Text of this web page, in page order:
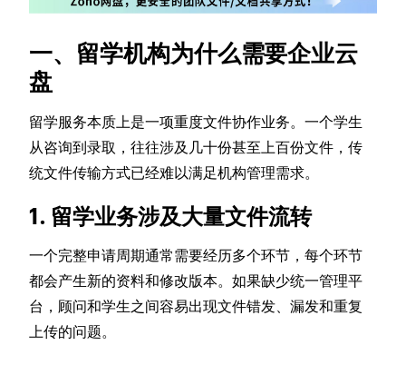
一、留学机构为什么需要企业云
盘
留学服务本质上是一项重度文件协作业务。一个学生
从咨询到录取，往往涉及几十份甚至上百份文件，传
统文件传输方式已经难以满足机构管理需求。
1. 留学业务涉及大量文件流转
一个完整申请周期通常需要经历多个环节，每个环节
都会产生新的资料和修改版本。如果缺少统一管理平
台，顾问和学生之间容易出现文件错发、漏发和重复
上传的问题。